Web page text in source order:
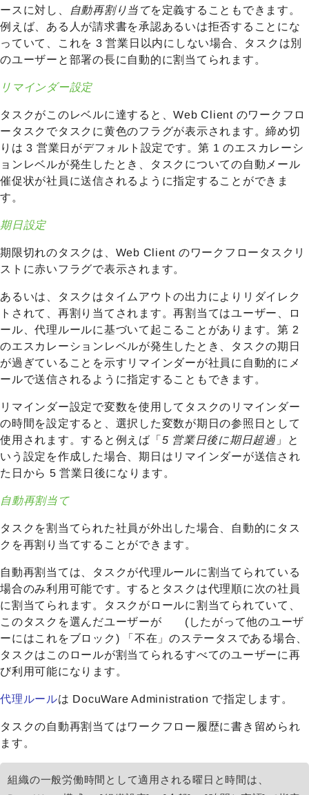
ースに対し、
自動再割り当てを定義することもできます。
例えば、ある人が請求書を承認あるいは拒否することにな
っていて、これを 3 営業日以内にしない場合、タスクは別
のユーザーと部署の長に自動的に割当てられます。
リマインダー設定
タスクがこのレベルに達すると、Web Client のワークフロ
ータスクでタスクに黄色のフラグが表示されます。締め切
りは 3 営業日がデフォルト設定です。第 1 のエスカレーシ
ョンレベルが発生したとき、タスクについての自動メール
催促状が社員に送信されるように指定することができま
す。
期日設定
期限切れのタスクは、Web Client のワークフロータスクリ
ストに赤いフラグで表示されます。
あるいは、タスクはタイムアウトの出力によりリダイレク
トされて、再割り当てされます。再割当てはユーザー、ロ
ール、代理ルールに基づいて起こることがあります。第 2
のエスカレーションレベルが発生したとき、タスクの期日
が過ぎていることを示すリマインダーが社員に自動的にメ
ールで送信されるように指定することもできます。
リマインダー設定で変数を使用してタスクのリマインダー
の時間を設定すると、選択した変数が期日の参照日として
使用されます。すると例えば「 5 営業日後に期日超過 」と
いう設定を作成した場合、期日はリマインダーが送信され
た日から 5 営業日後になります。
自動再割当て
タスクを割当てられた社員が外出した場合、自動的にタス
クを再割り当てすることができます。
自動再割当ては、タスクが代理ルールに割当てられている
場合のみ利用可能です。するとタスクは代理順に次の社員
に割当てられます。タスクがロールに割当てられていて、
このタスクを選んだユーザーが (したがって他のユーザ
ーにはこれをブロック) 「不在」のステータスである場合、
タスクはこのロールが割当てられるすべてのユーザーに再
び利用可能になります。
代理ルールは DocuWare Administration で指定します。
タスクの自動再割当てはワークフロー履歴に書き留められ
ます。
組織の一般労働時間として適用される曜日と時間は、